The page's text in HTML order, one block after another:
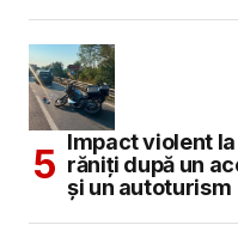
Impact violent
răniți după un
și un autoturism